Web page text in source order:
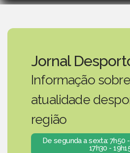
Jornal
Informação
atualidade
região
De segunda a sexta: 7h50
17h30 -